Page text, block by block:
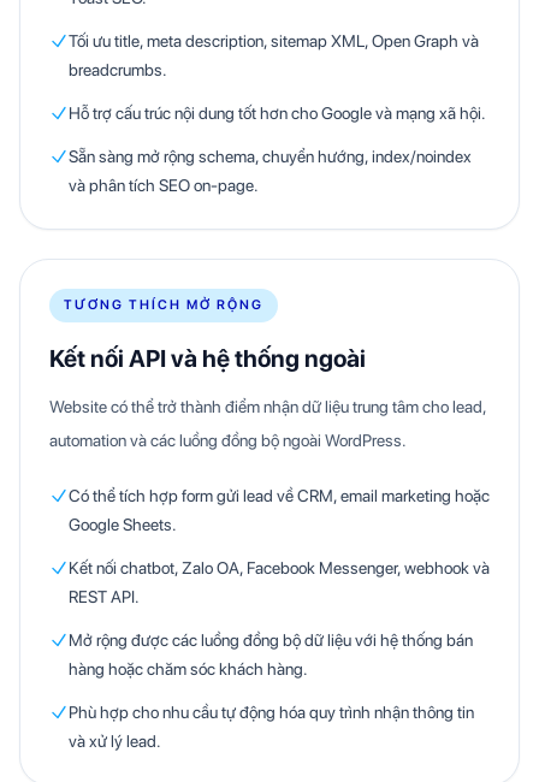
Tối ưu title, meta description, sitemap XML, Open Graph và
breadcrumbs.
Hỗ trợ cấu trúc nội dung tốt hơn cho Google và mạng xã hội.
Sẵn sàng mở rộng schema, chuyển hướng, index/noindex
và phân tích SEO on-page.
TƯƠNG THÍCH MỞ RỘNG
Kết nối API và hệ thống ngoài
Website có thể trở thành điểm nhận dữ liệu trung tâm cho lead,
automation và các luồng đồng bộ ngoài WordPress.
Có thể tích hợp form gửi lead về CRM, email marketing hoặc
Google Sheets.
Kết nối chatbot, Zalo OA, Facebook Messenger, webhook và
REST API.
Mở rộng được các luồng đồng bộ dữ liệu với hệ thống bán
hàng hoặc chăm sóc khách hàng.
Phù hợp cho nhu cầu tự động hóa quy trình nhận thông tin
và xử lý lead.